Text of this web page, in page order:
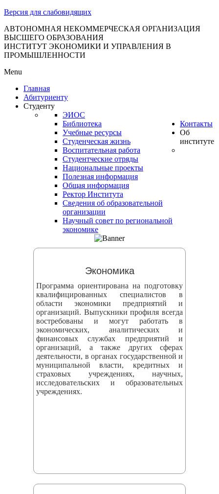
Версия для слабовидящих
АВТОНОМНАЯ НЕКОММЕРЧЕСКАЯ ОРГАНИЗАЦИЯ
ВЫСШЕГО ОБРАЗОВАНИЯ
ИНСТИТУТ ЭКОНОМИКИ И УПРАВЛЕНИЯ В
ПРОМЫШЛЕННОСТИ
Menu
Главная
Абитуриенту
Студенту
ЭИОС
Библиотека
Учебные ресурсы
Студенческая жизнь
Воспитательная работа
Студентческие отряды
Национальные проекты
Полезная информация
Контакты
Об
институте
Общая информация
Ректор Института
Сведения об образовательной
организации
Научный совет по региональной
экономике
Экономика
Программа ориентирована на подготовку
квалифицированных специалистов в
области экономики предприятий и
организаций. Выпускники профиля всегда
востребованы и могут работать в
экономических, аналитических и
финансовых службах предприятий и
организаций, а также других сферах
деятельности, в органах государственной и
муниципальной власти, кредитных и
страховых учреждениях, научных,
исследовательских и образовательных
учреждениях.